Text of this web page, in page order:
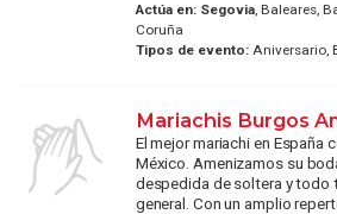
Actúa en: Segovia, Baleares,
Coruña
Tipos de evento:Aniversario,
Mariachis Burgos
El mejor mariachi en España
México. Amenizamos su
despedida de soltera y todo
general. Con un amplio